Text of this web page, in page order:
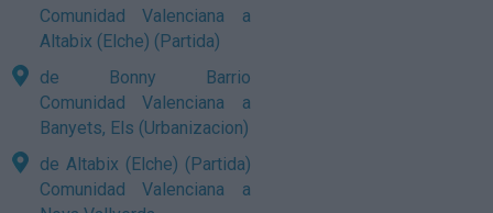
Comunidad Valenciana a
Altabix (Elche) (Partida)
de Bonny Barrio
Comunidad Valenciana a
Banyets, Els (Urbanizacion)
de Altabix (Elche) (Partida)
Comunidad Valenciana a